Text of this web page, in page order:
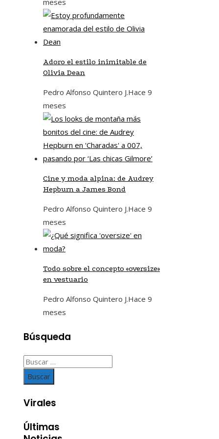
Adoro el estilo inimitable de
Olivia Dean
Pedro Alfonso Quintero J.Hace 9
meses
Cine y moda alpina: de Audrey
Hepburn a James Bond
Pedro Alfonso Quintero J.Hace 9
meses
Todo sobre el concepto «oversize»
en vestuario
Pedro Alfonso Quintero J.Hace 9
meses
Búsqueda
Buscar:
Virales
Últimas